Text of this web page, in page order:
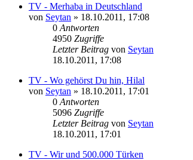
TV - Merhaba in Deutschland
von Seytan » 18.10.2011, 17:08
0 Antworten
4950 Zugriffe
Letzter Beitrag von Seytan
18.10.2011, 17:08
TV - Wo gehörst Du hin, Hilal
von Seytan » 18.10.2011, 17:01
0 Antworten
5096 Zugriffe
Letzter Beitrag von Seytan
18.10.2011, 17:01
TV - Wir und 500.000 Türken